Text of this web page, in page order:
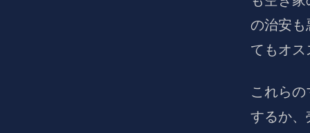
の治安
てもオ
これら
するか、